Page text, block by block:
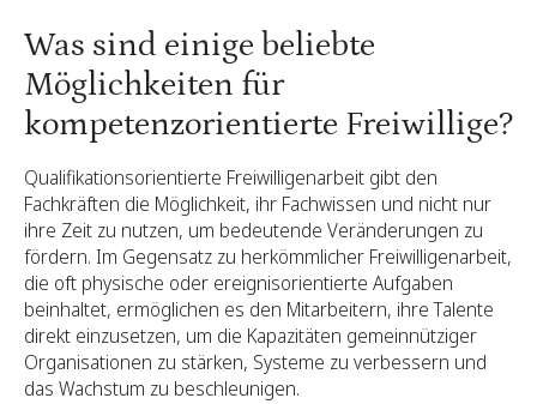
Was sind einige beliebte
Möglichkeiten für
kompetenzorientierte Freiwillige?
Qualifikationsorientierte Freiwilligenarbeit gibt den
Fachkräften die Möglichkeit, ihr Fachwissen und nicht nur
ihre Zeit zu nutzen, um bedeutende Veränderungen zu
fördern. Im Gegensatz zu herkömmlicher Freiwilligenarbeit,
die oft physische oder ereignisorientierte Aufgaben
beinhaltet, ermöglichen es den Mitarbeitern, ihre Talente
direkt einzusetzen, um die Kapazitäten gemeinnütziger
Organisationen zu stärken, Systeme zu verbessern und
das Wachstum zu beschleunigen.